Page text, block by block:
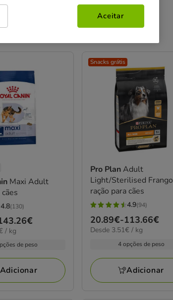
Maxi Adult
4.8(130)
/ kg
de peso
Adicionar
Snacks grátis
Pro PlanAdult
Light/Sterilised Frango
ração para cães
4.9
estrelas
com
avaliações
4.9(94)
Preço
de
113.66€
20.89€-113.66€
3.51€
Desde 3.51€ / kg
4 opções de peso
Adicionar
Aceitar